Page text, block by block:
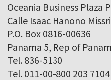
Oceania Business Plaza
Calle Isaac Hanono Missri
P.O. Box 0816-00636
Panama 5, Rep of
Tel. 836-5130
Tel. 011-00-800 203